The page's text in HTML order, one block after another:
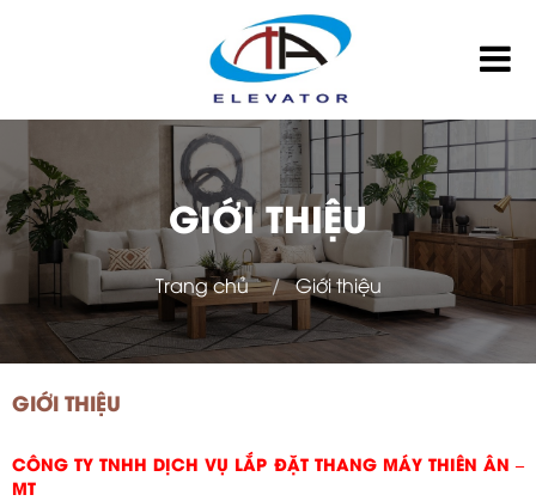
GIỚI THIỆU
Trang chủ Giới thiệu
GIỚI THIỆU
CÔNG TY TNHH DỊCH VỤ LẮP ĐẶT THANG MÁY THIÊN ÂN –
MT